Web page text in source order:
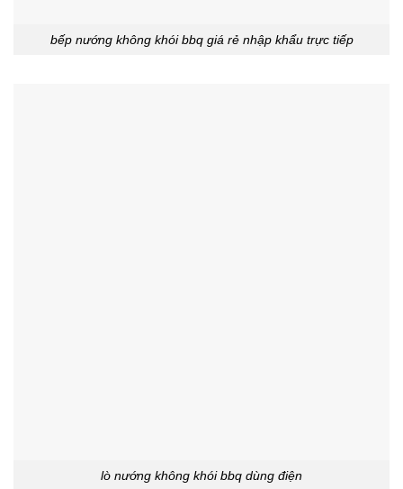
bếp nướng không khói bbq giá rẻ nhập khẩu trực tiếp
lò nướng không khói bbq dùng điện